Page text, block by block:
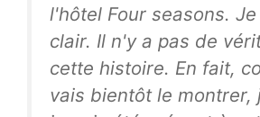
l'hôtel Four seasons.
clair. Il n'y a pas de
cette histoire. En fait,
vais bientôt le montrer,